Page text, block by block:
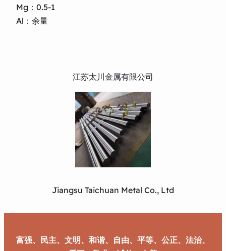
Mg：0.5-1
Al：余量
江苏太川金属有限公司
Jiangsu Taichuan Metal Co., Ltd
富强、民主、文明、和谐、自由、平等、公正、法治、